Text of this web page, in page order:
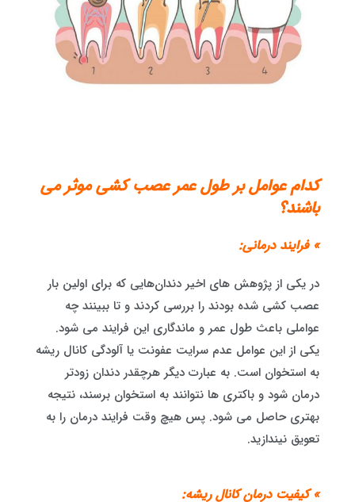
کدام عوامل بر طول عمر عصب کشی موثر می
باشند؟
» فرایند درمانی:
در یکی از پژوهش های اخیر دندان‌هایی که برای اولین بار
عصب کشی شده بودند را بررسی کردند و تا ببینند چه
عواملی باعث طول عمر و ماندگاری این فرایند می شود.
یکی از این عوامل عدم سرایت عفونت یا آلودگی کانال ریشه
به استخوان است. به عبارت دیگر هرچقدر دندان زودتر
درمان شود و باکتری ها نتوانند به استخوان برسند، نتیجه
بهتری حاصل می شود. پس هیچ وقت فرایند درمان را به
تعویق نیندازید.
» کیفیت درمان کانال ریشه: